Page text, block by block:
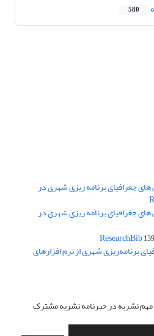
580
جغرافیای برنامه ریزی شهری در
جغرافیای برنامه ریزی شهری در
برنامه‌ریزی شهری از نرم افزارهای
مهم نشریه در خبرنامه نشریه مشترک